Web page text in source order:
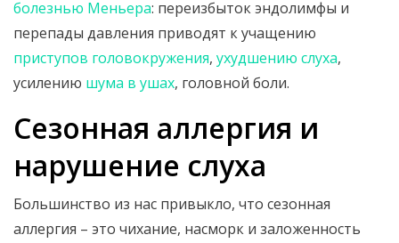
болезнью Меньера: переизбыток эндолимфы и
перепады давления приводят к учащению
приступов головокружения, ухудшению слуха,
усилению шума в ушах, головной боли.
Сезонная аллергия и
нарушение слуха
Большинство из нас привыкло, что сезонная
аллергия – это чихание, насморк и заложенность